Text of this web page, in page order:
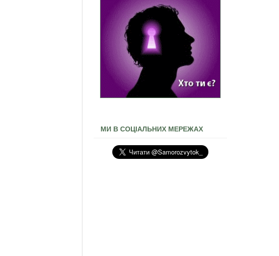
МИ В СОЦІАЛЬНИХ МЕРЕЖАХ